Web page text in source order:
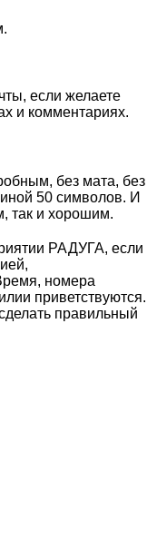
если желаете
и комментариях.
без мата, без
50 символов. И
так и хорошим.
РАДУГА, если
номера
приветствуются.
правильный